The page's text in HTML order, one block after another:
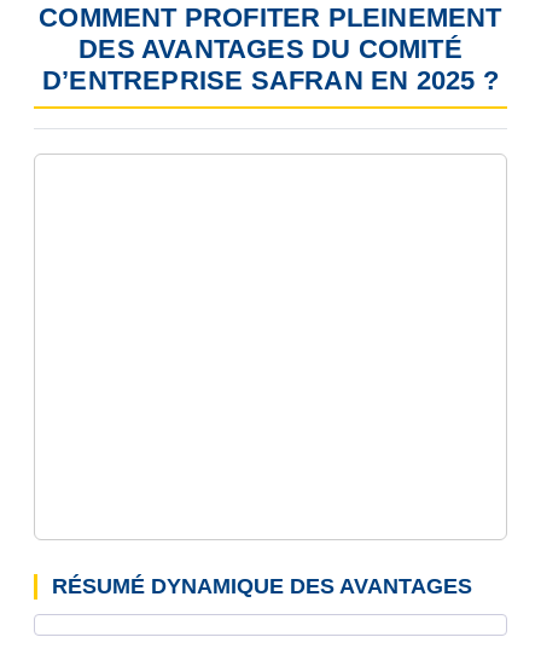
COMMENT PROFITER PLEINEMENT
DES AVANTAGES DU COMITÉ
D’ENTREPRISE SAFRAN EN 2025 ?
RÉSUMÉ DYNAMIQUE DES AVANTAGES